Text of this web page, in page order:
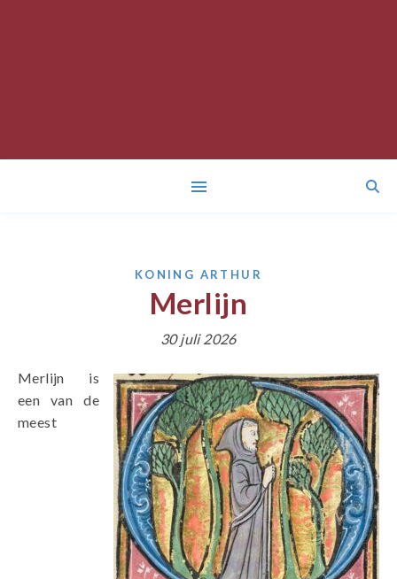
KONING ARTHUR
Merlijn
30 juli 2026
Merlijn is
een van de
meest